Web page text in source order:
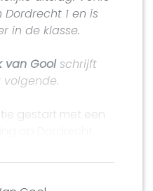
1 en is
in de klasse.
van Goolschrijft
gestart met een
in een rustige wijk